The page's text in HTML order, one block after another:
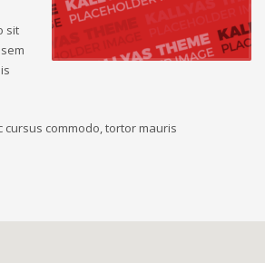
sit
cursus commodo, tortor mauris